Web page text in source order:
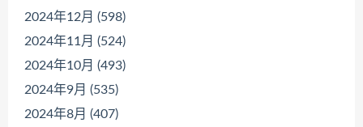
2024年12月 (598)
2024年11月 (524)
2024年10月 (493)
2024年9月 (535)
2024年8月 (407)